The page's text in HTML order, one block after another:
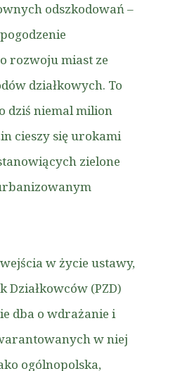
odszkodowań –
rozwoju miast ze
działkowych. To
dziś niemal milion
cieszy się urokami
zielone
w życie ustawy,
Działkowców (PZD)
dba o wdrażanie i
w niej
ogólnopolska,